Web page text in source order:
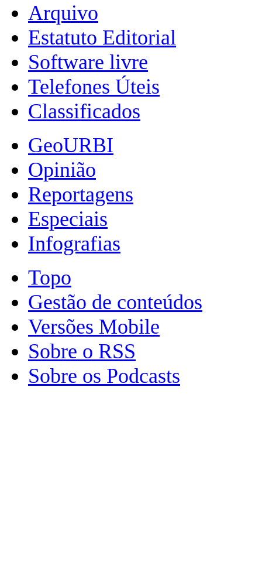
Arquivo
Estatuto Editorial
Software livre
Telefones Úteis
Classificados
GeoURBI
Opinião
Reportagens
Especiais
Infografias
Topo
Gestão de conteúdos
Versões Mobile
Sobre o RSS
Sobre os Podcasts